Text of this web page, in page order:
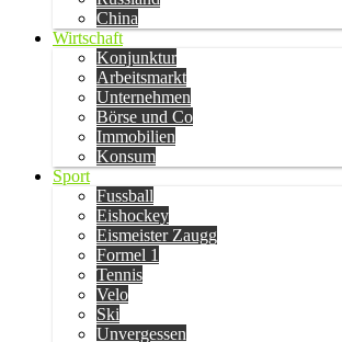
China
Wirtschaft
Konjunktur
Arbeitsmarkt
Unternehmen
Börse und Co
Immobilien
Konsum
Sport
Fussball
Eishockey
Eismeister Zaugg
Formel 1
Tennis
Velo
Ski
Unvergessen